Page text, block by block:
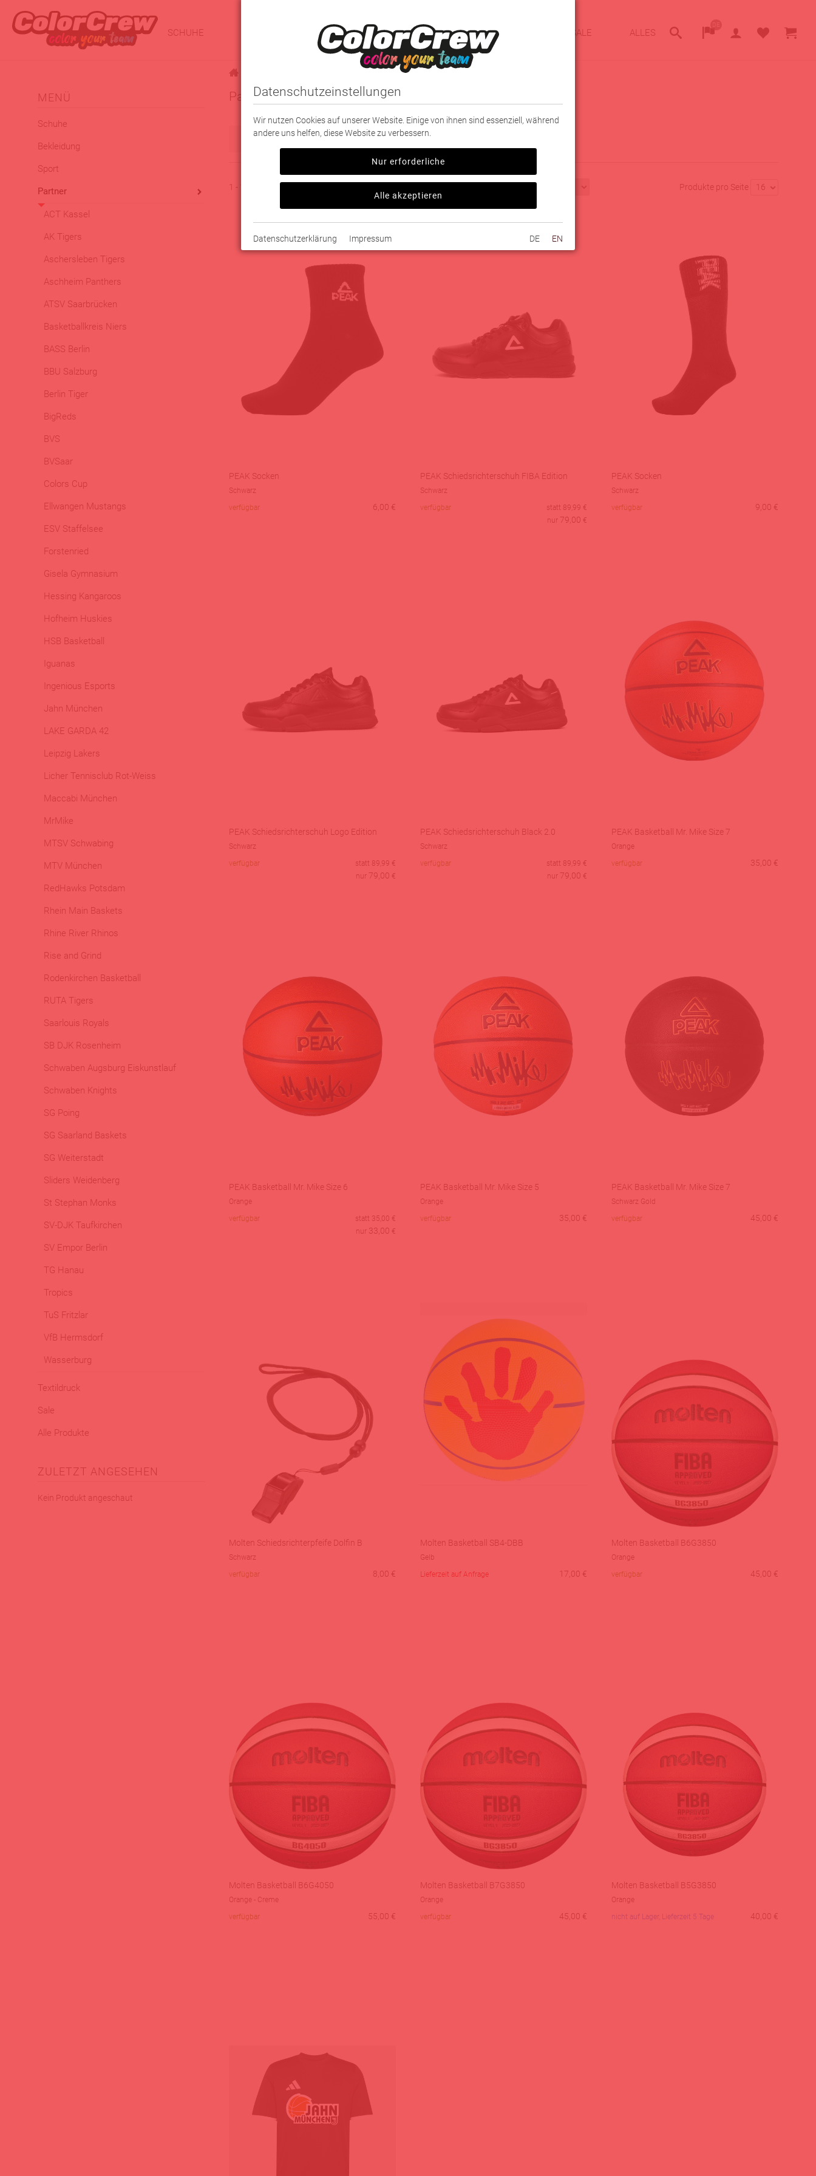
SCHUHE SPORT PARTNER TEXTILDRUCK SALE ALLES
MENÜ
Schuhe
Bekleidung
Sport
Partner
ACT Kassel
AK Tigers
Aschersleben Tigers
Aschheim Panthers
ATSV Saarbrücken
Basketballkreis Niers
BASS Berlin
BBU Salzburg
Berlin Tiger
BigReds
BVS
BVSaar
Colors Cup
Ellwangen Mustangs
ESV Staffelsee
Forstenried
Gisela Gymnasium
Hessing Kangaroos
Hofheim Huskies
HSB Basketball
Iguanas
Ingenious Esports
Jahn München
LAKE GARDA 42
Leipzig Lakers
Licher Tennisclub Rot-Weiss
Maccabi München
MrMike
MTSV Schwabing
MTV München
RedHawks Potsdam
Rhein Main Baskets
Rhine River Rhinos
Rise and Grind
Rodenkirchen Basketball
RUTA Tigers
Saarlouis Royals
SB DJK Rosenheim
Schwaben Augsburg Eiskunstlauf
Schwaben Knights
SG Poing
SG Saarland Baskets
SG Weiterstadt
Sliders Weidenberg
St Stephan Monks
SV-DJK Taufkirchen
SV Empor Berlin
TG Hanau
Tropics
TuS Fritzlar
VfB Hermsdorf
Wasserburg
Textildruck
Sale
Alle Produkte
ZULETZT ANGESEHEN
Kein Produkt angeschaut
Partner
Filtern
1 - 16 von 1498 Produkten Produkte pro Seite 16
PEAK Socken
Schwarz
verfügbar
6,00 €
PEAK Schiedsrichterschuh FIBA Edition
Schwarz
verfügbar
statt 89,99 €
nur 79,00 €
PEAK Socken
Schwarz
verfügbar
9,00 €
PEAK Schiedsrichterschuh Logo Edition
Schwarz
verfügbar
statt 89,99 €
nur 79,00 €
PEAK Schiedsrichterschuh Black 2.0
Schwarz
verfügbar
statt 89,99 €
nur 79,00 €
PEAK Basketball Mr. Mike Size 7
Orange
verfügbar
35,00 €
PEAK Basketball Mr. Mike Size 6
Orange
verfügbar
statt 35,00 €
nur 33,00 €
PEAK Basketball Mr. Mike Size 5
Orange
verfügbar
35,00 €
PEAK Basketball Mr. Mike Size 7
Schwarz Gold
verfügbar
45,00 €
Molten Schiedsrichterpfeife Dolfin B
Schwarz
verfügbar
8,00 €
Molten Basketball SB4-DBB
Gelb
Lieferzeit auf Anfrage
17,00 €
Molten Basketball B6G3850
Orange
verfügbar
45,00 €
Molten Basketball B6G4050
Orange - Creme
verfügbar
55,00 €
Molten Basketball B7G3850
Orange
verfügbar
45,00 €
Molten Basketball B5G3850
Orange
nicht auf Lager, Lieferzeit 5 Tage
40,00 €
Datenschutzeinstellungen
Wir nutzen Cookies auf unserer Website. Einige von ihnen sind essenziell, während
andere uns helfen, diese Website zu verbessern.
Nur erforderliche
Alle akzeptieren
Datenschutzerklärung Impressum DE EN